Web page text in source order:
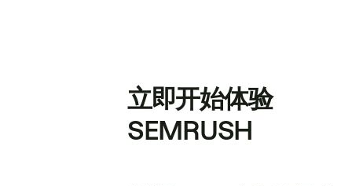
立即开始体验
SEMRUSH